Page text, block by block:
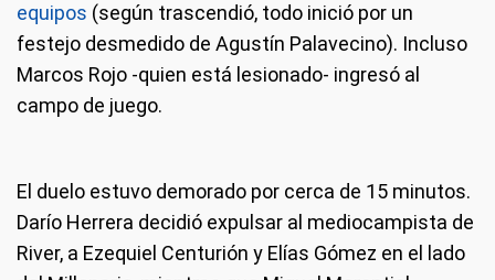
equipos (según trascendió, todo inició por un
festejo desmedido de Agustín Palavecino). Incluso
Marcos Rojo -quien está lesionado- ingresó al
campo de juego.
El duelo estuvo demorado por cerca de 15 minutos.
Darío Herrera decidió expulsar al mediocampista de
River, a Ezequiel Centurión y Elías Gómez en el lado